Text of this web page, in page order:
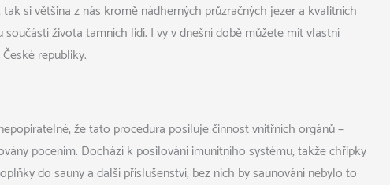
si většina z nás kromě nádherných průzračných jezer a kvalitních
života tamních lidí. I vy v dnešní době můžete mít vlastní
republiky.
že tato procedura posiluje činnost vnitřních orgánů –
pocením. Dochází k posilování imunitního systému, takže chřipky
do saunya další příslušenství, bez nich by saunování nebylo to